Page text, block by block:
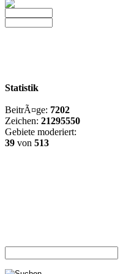
Statistik
BeitrÃ¤ge: 7202
Zeichen: 21295550
Gebiete moderiert:
39 von 513